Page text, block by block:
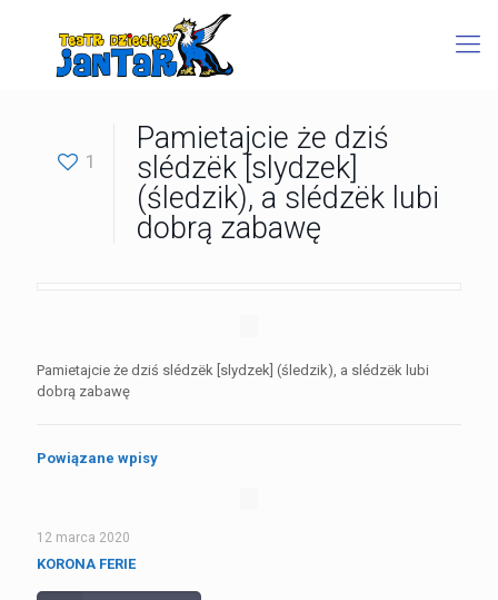
1
Pamietajcie że dziś
slédzëk [slydzek]
(śledzik), a slédzëk lubi
dobrą zabawę
Pamietajcie że dziś slédzëk [slydzek] (śledzik), a slédzëk lubi
dobrą zabawę
Powiązane wpisy
12 marca 2020
KORONA FERIE